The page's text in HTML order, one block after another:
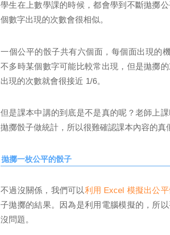
學生在上數學課的時候，都會學到不斷拋擲
個數字出現的次數會很相似。
一個公平的骰子共有六個面，每個面出現的
不多時某個數字可能比較常出現，但是拋擲
出現的次數就會很接近 1/6。
但是課本中講的到底是不是真的呢？老師上
拋擲骰子做統計，所以很難確認課本內容的真
拋擲一枚公平的骰子
不過沒關係，我們可以利用 Excel 模擬出公
子拋擲的結果。因為是利用電腦模擬的，所
沒問題。